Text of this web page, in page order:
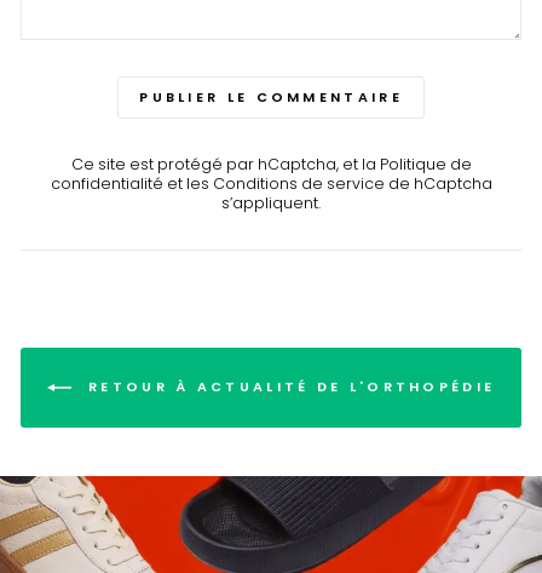
PUBLIER LE COMMENTAIRE
Ce site est protégé par hCaptcha, et la Politique de
confidentialité et les Conditions de service de hCaptcha
s’appliquent.
RETOUR À ACTUALITÉ DE L'ORTHOPÉDIE